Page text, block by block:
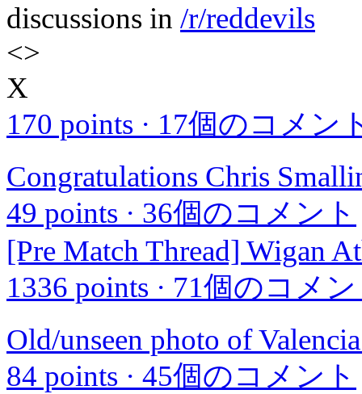
discussions in /r/reddevils
<>
X
170 points · 17個のコメン
Congratulations Chris
49 points · 36個のコメント
[Pre Match Thread] Wigan
1336 points · 71個のコメ
Old/unseen photo of
84 points · 45個のコメント